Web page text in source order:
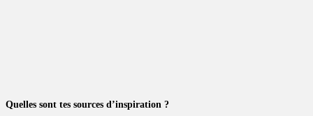
Quelles sont tes sources d’inspiration ?